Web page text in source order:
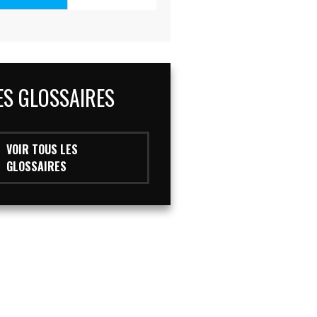
GLOSSAIRES
VOIR TOUS LES
GLOSSAIRES